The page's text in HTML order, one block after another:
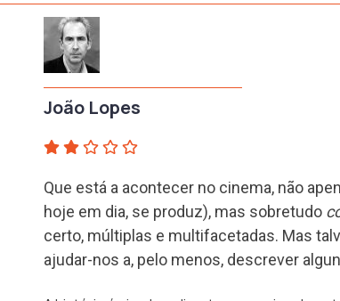
João Lopes
Que está a acontecer no cinema, não
hoje em dia, se produz), mas sobretudo
certo, múltiplas e multifacetadas. Mas
ajudar-nos a, pelo menos, descrever